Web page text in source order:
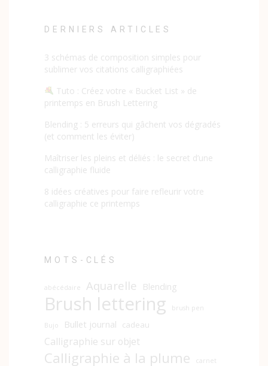
DERNIERS ARTICLES
3 schémas de composition simples pour
sublimer vos citations calligraphiées
Tuto : Créez votre « Bucket List » de
printemps en Brush Lettering
Blending : 5 erreurs qui gâchent vos dégradés
(et comment les éviter)
Maîtriser les pleins et déliés : le secret d’une
calligraphie fluide
8 idées créatives pour faire refleurir votre
calligraphie ce printemps
MOTS-CLÉS
abécédaire Aquarelle Blending
Brush lettering brush pen
Bujo Bullet journal cadeau
Calligraphie sur objet
Calligraphie à la plume carnet